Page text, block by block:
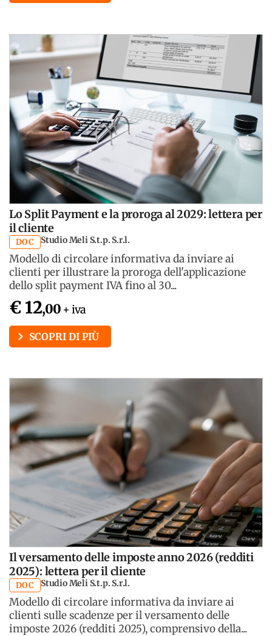
Lo Split Payment e la proroga al 2029: lettera per
il cliente
DOC Studio Meli S.t.p. S.r.l.
Modello di circolare informativa da inviare ai
clienti per illustrare la proroga dell'applicazione
dello split payment IVA fino al 30...
€ 12,00 + iva
SCOPRI DI PIÙ
Il versamento delle imposte anno 2026 (redditi
2025): lettera per il cliente
DOC Studio Meli S.t.p. S.r.l.
Modello di circolare informativa da inviare ai
clienti sulle scadenze per il versamento delle
imposte 2026 (redditi 2025), comprensivo della...